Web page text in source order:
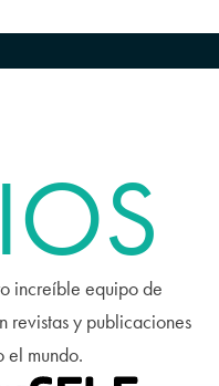
increíble equipo de
revistas y publicaciones
el mundo.